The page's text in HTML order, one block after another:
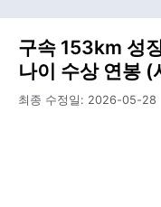
구속 153km 성
나이 수상 연봉
최종 수정일: 2026-05-28